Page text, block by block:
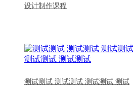
设计制作课程
测试测试 测试测试 测试测试 测试